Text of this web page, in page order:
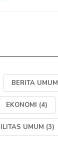
BERITA UMUM
EKONOMI (4)
UMUM (3)